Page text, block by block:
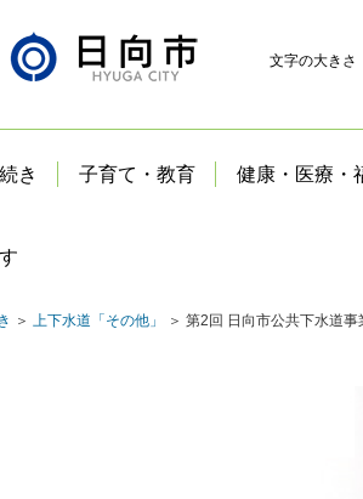
文字の大きさ
き 子育て・教育 健康・医療・
＞ 上下水道「その他」 ＞ 第2回 日向市公共下水道